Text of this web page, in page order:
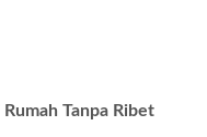
Tanpa Ribet